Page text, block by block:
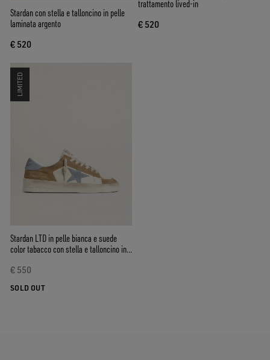
Stardan con stella e talloncino in pelle
laminata argento
€ 520
trattamento lived-in
€ 520
LIMITED
Stardan LTD in pelle bianca e suede
color tabacco con stella e talloncino in
€ 550
SOLD OUT